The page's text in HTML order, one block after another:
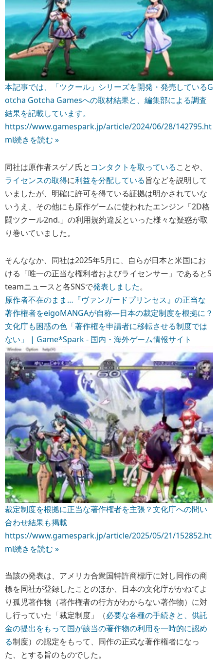
本記事では、「ツクール」シリーズを開発・発売しているG
otcha Gotcha Gamesへの取材結果と、編集部による調査
結果を記載しています。
https://www.gamespark.jp/article/2024/06/28/142795.ht
ml続きを読む »
同社は原作者スゲノ氏と コンタクトを取っていることや、
ライセンスの取得に利益を分配している旨などを説明して
いましたが、明確に許可を得ている証拠は明かされていな
いうえ、その他にも原作ゲームに使われたエンジン「2D格
闘ツクール2nd.」の利用規約違反といった様々な疑惑が取
り巻いていました。
そんななか、同社は2025年5月に、自らが日本と米国にお
ける「唯一の正当な権利者およびライセンサー」であるとS
teamニュースと各SNSで発表しました。
原作者不在のまま…『ヴァンガードプリンセス』の正当な
著作権者をeigoMANGAが自称―日本の裁定制度を根拠に？
文化庁も困惑の色「著作権を申請者に移転させる制度では
ない」 | Game*Spark - 国内・海外ゲーム情報サイト
裁定制度を根拠に正当な著作権者を主張？文化庁への問い
合わせ結果も掲載
https://www.gamespark.jp/article/2025/05/21/152852.ht
ml続きを読む »
当該の発表は、アメリカ合衆国特許商標庁に対し同作の商
標を同社が登録したことのほか、日本の文化庁がかねてよ
り孤児著作物（著作権者の行方がわからない著作物）に対
し行っていた「裁定制度」（必要な各種の手続きと、供託
金の提出をもって国が該当の著作物の利用を一時的に認め
る制度）の認定をもって、同作の正式な著作権者になっ
た、とする旨のものでした。